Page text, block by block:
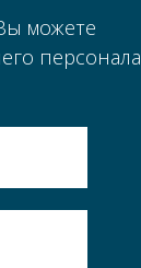
можете
персонала